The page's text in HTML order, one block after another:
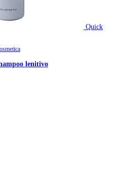
Quick
lenitivo